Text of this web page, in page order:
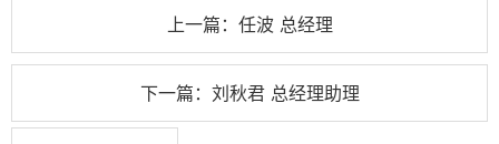
上一篇：任波 总经理
下一篇：刘秋君 总经理助理